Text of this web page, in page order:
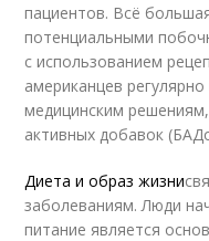
пациентов. Всё
потенциальными
с использованием
американцев
медицинским
активных добавок
Диета и образ жизни
заболеваниям. Люди
питание является